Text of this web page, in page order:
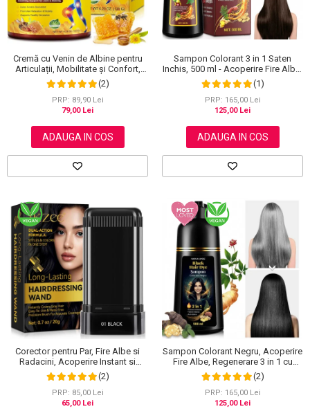
Scrub / Balsam de buze
Netestate pe Animale
Cremă cu Venin de Albine pentru
Articulații, Mobilitate și Confort,
120 g
(2)
PRP: 89,90 Lei
79,00 Lei
ADAUGA IN COS
Sampon Colorant 3 in 1 Saten
Inchis, 500 ml - Acoperire Fire Albe,
Hranire si Anti-Cadere
(1)
PRP: 165,00 Lei
125,00 Lei
ADAUGA IN COS
Corector pentru Par, Fire Albe si
Radacini, Acoperire Instant si
Rezistenta la Transfer, 20 g
(2)
PRP: 85,00 Lei
65,00 Lei
Sampon Colorant Negru, Acoperire
Fire Albe, Regenerare 3 in 1 cu
Ghimbir, 500 ml
(2)
PRP: 165,00 Lei
125,00 Lei